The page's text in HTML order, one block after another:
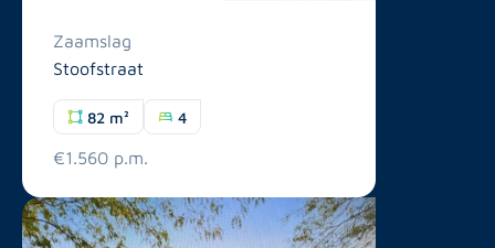
Zaamslag
Stoofstraat
82 m² 4
€1.560 p.m.